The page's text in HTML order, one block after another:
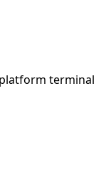
terminal